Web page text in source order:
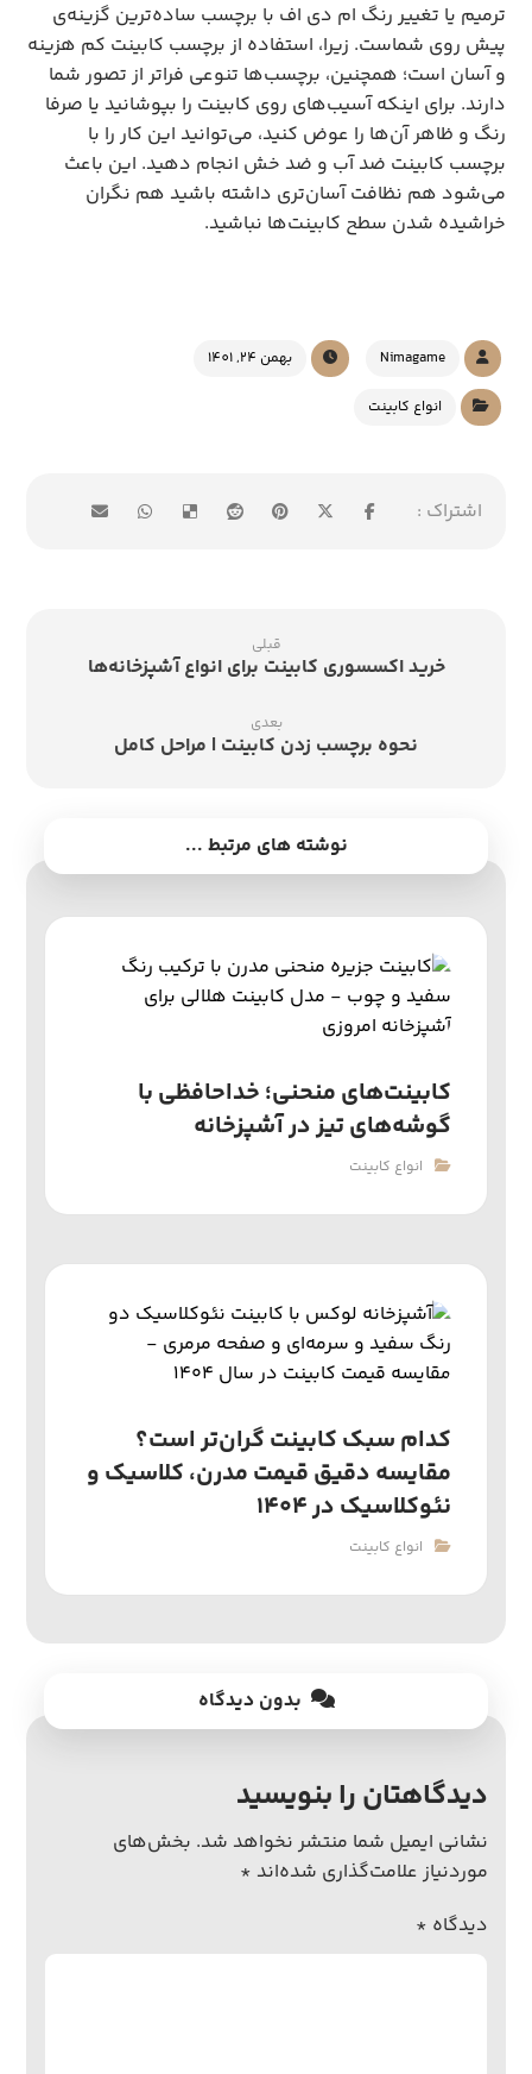
ترمیم یا تغییر رنگ ام دی اف با برچسب ساده‌ترین گزینه‌ی
پیش روی شماست. زیرا، استفاده از برچسب کابینت کم هزینه
و آسان است؛ همچنین، برچسب‌ها تنوعی فراتر از تصور شما
دارند. برای اینکه آسیب‌های روی کابینت را بپوشانید یا صرفا
رنگ و ظاهر آن‌ها را عوض کنید، می‌توانید این کار را با
برچسب کابینت ضد آب و ضد خش انجام دهید. این باعث
می‌شود هم نظافت آسان‌تری داشته باشید هم نگران
خراشیده شدن سطح کابینت‌ها نباشید.
Nimagame بهمن 24, 1401
انواع کابینت
قبلی
خرید اکسسوری کابینت برای انواع آشپزخانه‌ها
بعدی
نحوه برچسب زدن کابینت | مراحل کامل
نوشته های مرتبط ...
کابینت‌های منحنی؛ خداحافظی با
گوشه‌های تیز در آشپزخانه
انواع کابینت
کدام سبک کابینت گران‌تر است؟
مقایسه دقیق قیمت مدرن، کلاسیک و
نئوکلاسیک در ۱۴۰۴
انواع کابینت
بدون دیدگاه
دیدگاهتان را بنویسید
نشانی ایمیل شما منتشر نخواهد شد. بخش‌های
موردنیاز علامت‌گذاری شده‌اند *
دیدگاه *